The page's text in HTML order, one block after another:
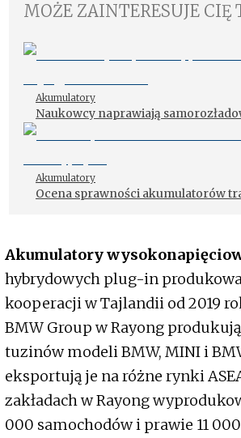
MOŻE ZAINTERESUJE CIĘ
Akumulatory
Naukowcy naprawiają
ogniwa baterii
Akumulatory
Ocena sprawności akumulatorów
Akumulatory
hybrydowych plug-in
kooperacji w Tajlandii od 2019
BMW Group w Rayong
tuzinów modeli BMW, MINI i
eksportują je na różne rynki
zakładach w Rayong
000 samochodów i prawie 11